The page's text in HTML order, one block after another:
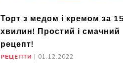
Торт з медом і кремом за 15
хвилин! Простий і смачний
рецепт!
РЕЦЕПТИ | 01.12.2022